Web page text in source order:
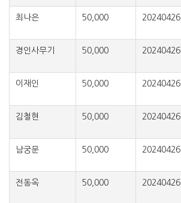
최나은 50,000 20240426
경인사무기 50,000 20240426
이재인 50,000 20240426
김철현 50,000 20240426
남궁문 50,000 20240426
전동옥 50,000 20240426